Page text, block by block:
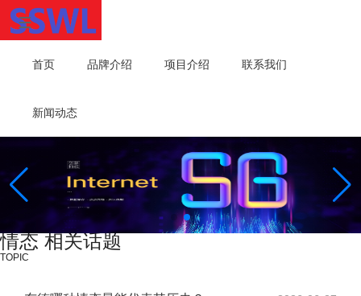
首页 品牌介绍 项目介绍 联系我们
新闻动态
情态 相关话题
TOPIC